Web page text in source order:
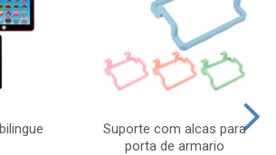
Suporte com alcas para
porta de armario